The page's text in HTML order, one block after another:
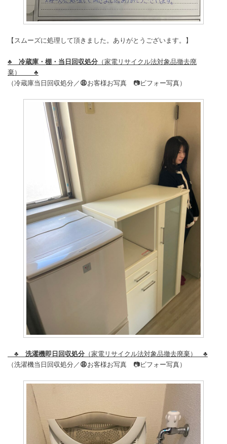
【スムーズに処理して頂きました。ありがとうございます。】
♣️ 冷蔵庫・棚・当日 回収処分 （家電リサイクル法対象品撤去廃
棄） ♣️
（冷蔵庫当日回収処分／ 😩お客様お写真 📷ビフォー写真）
♣️ 洗濯機即日回収処分 （家電リサイクル法対象品撤去廃棄） ♣️
（洗濯機当日回収処分／ 😩お客様お写真 📷ビフォー写真）